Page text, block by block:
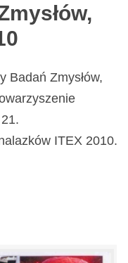
Badań Zmysłów,
ITEX 2010.